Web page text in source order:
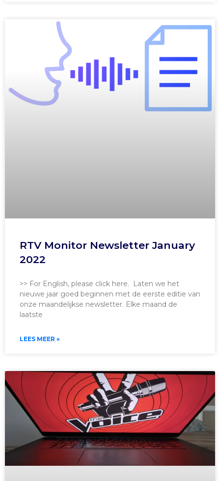
RTV Monitor Newsletter January
2022
>> For English, please click here. Laten we het
nieuwe jaar goed beginnen met de eerste editie van
onze maandelijkse newsletter. Elke maand de
laatste
LEES MEER »